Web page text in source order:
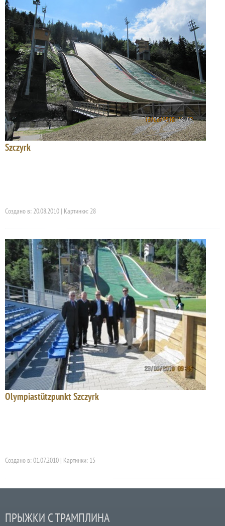
Szczyrk
Создано в: 20.08.2010 | Картинки: 28
Olympiastützpunkt Szczyrk
Создано в: 01.07.2010 | Картинки: 15
ПРЫЖКИ С ТРАМПЛИНА